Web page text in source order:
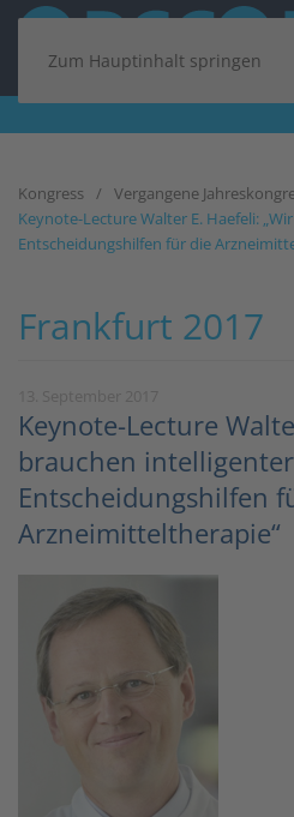
Zum Hauptinhalt springen
Kongress Vergangene
Keynote-Lecture Walter E. Haefeli:
Entscheidungshilfen für die
Frankfurt 2017
Keynote-Lecture
brauchen
Entscheidungshilfen
Arzneimitteltherapie“